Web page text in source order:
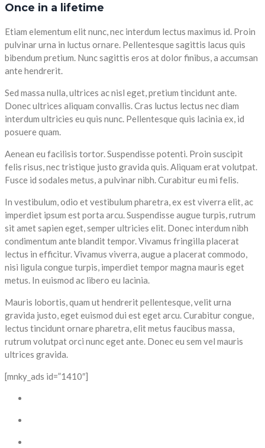
Once in a lifetime
Etiam elementum elit nunc, nec interdum lectus maximus id. Proin
pulvinar urna in luctus ornare. Pellentesque sagittis lacus quis
bibendum pretium. Nunc sagittis eros at dolor finibus, a accumsan
ante hendrerit.
Sed massa nulla, ultrices ac nisl eget, pretium tincidunt ante.
Donec ultrices aliquam convallis. Cras luctus lectus nec diam
interdum ultricies eu quis nunc. Pellentesque quis lacinia ex, id
posuere quam.
Aenean eu facilisis tortor. Suspendisse potenti. Proin suscipit
felis risus, nec tristique justo gravida quis. Aliquam erat volutpat.
Fusce id sodales metus, a pulvinar nibh. Curabitur eu mi felis.
In vestibulum, odio et vestibulum pharetra, ex est viverra elit, ac
imperdiet ipsum est porta arcu. Suspendisse augue turpis, rutrum
sit amet sapien eget, semper ultricies elit. Donec interdum nibh
condimentum ante blandit tempor. Vivamus fringilla placerat
lectus in efficitur. Vivamus viverra, augue a placerat commodo,
nisi ligula congue turpis, imperdiet tempor magna mauris eget
metus. In euismod ac libero eu lacinia.
Mauris lobortis, quam ut hendrerit pellentesque, velit urna
gravida justo, eget euismod dui est eget arcu. Curabitur congue,
lectus tincidunt ornare pharetra, elit metus faucibus massa,
rutrum volutpat orci nunc eget ante. Donec eu sem vel mauris
ultrices gravida.
[mnky_ads id=”1410″]